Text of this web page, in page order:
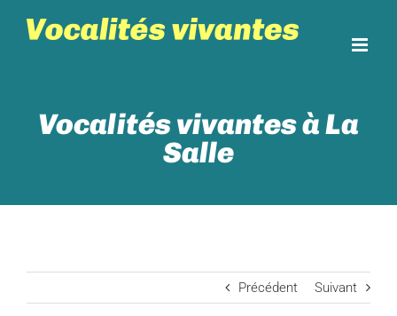
Vocalités vivantes à La
Salle
Précédent Suivant